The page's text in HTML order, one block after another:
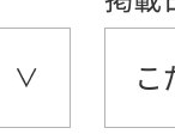
こ